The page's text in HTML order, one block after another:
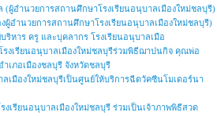
ผู้อำนวยการสถานศึกษาโรงเรียนอนุบาลเมืองใหม่ชลบุรี)
อำนวยการสถานศึกษาโรงเรียนอนุบาลเมืองใหม่ชลบุรี)
หาร ครู และบุคลากร โรงเรียนอนุบาลเมือ
รงเรียนอนุบาลเมืองใหม่ชลบุรีร่วมพิธีฌาปนกิจ คุณพ่อ
เภอเมืองชลบุรี จังหวัดชลบุรี
ลเมืองใหม่ชลบุรีเป็นศูนย์ให้บริการฉีดวัคซีนโมเดอร์นา
เรียนอนุบาลเมืองใหม่ชลบุรี ร่วมเป็นเจ้าภาพพิธีสวด